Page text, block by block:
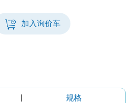
加入询价车
规格